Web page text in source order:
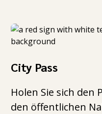
City Pass
Holen Sie sich den
den öffentlichen